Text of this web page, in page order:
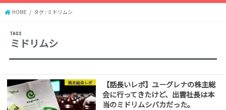
HOME タグ : ミドリムシ
ミドリムシ
株主総会レポ
【話長いレポ】ユーグレナの株主総
会に行ってきたけど、出雲社長は本
当のミドリムシバカだった。